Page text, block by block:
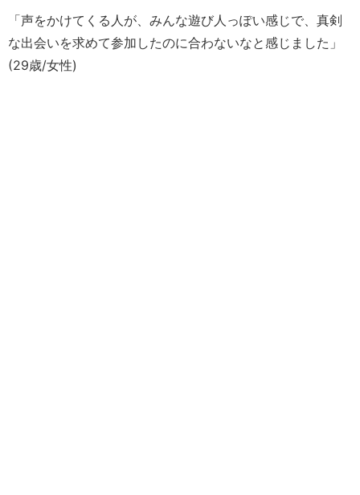
「声をかけてくる人が、みんな遊び人っぽい感じで、真剣
な出会いを求めて参加したのに合わないなと感じました」
(29歳/女性)